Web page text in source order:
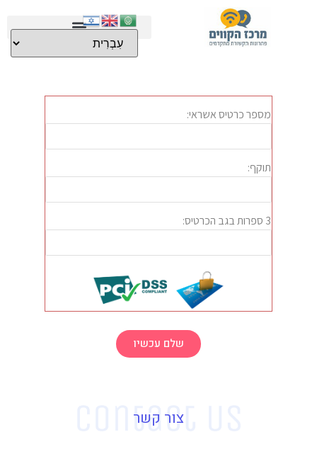
שלם עכשיו
צור קשר